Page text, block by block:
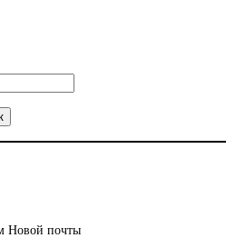
Новой почты